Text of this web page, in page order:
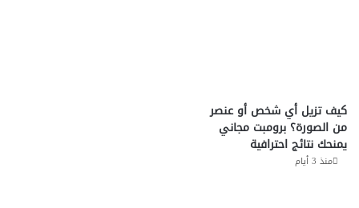
كيف تزيل أي شخص أو عنصر
من الصورة؟ برومبت مجاني
يمنحك نتائج احترافية
منذ 3 أيام